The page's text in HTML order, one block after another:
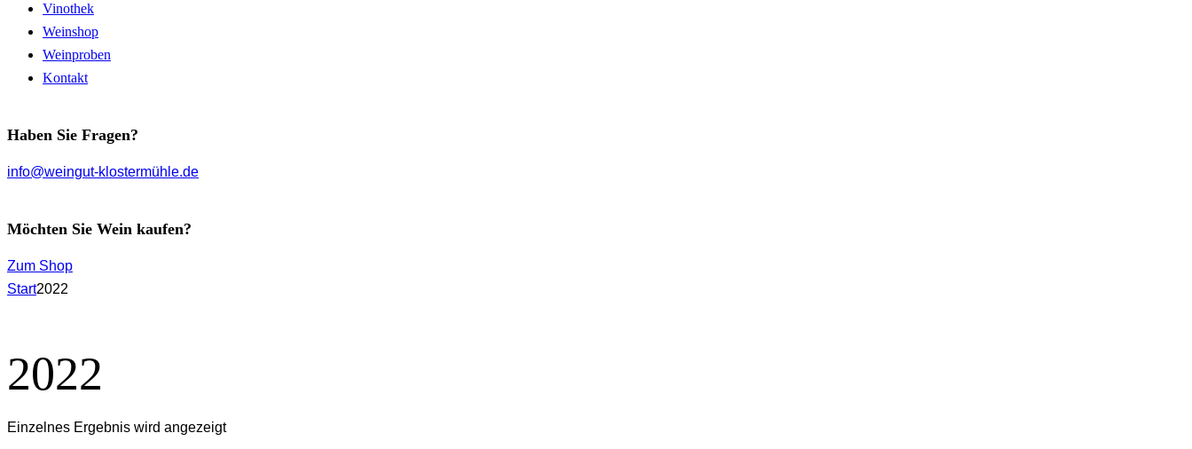
Vinothek
Weinshop
Weinproben
Kontakt
Haben Sie Fragen?
info@weingut-klostermühle.de
Möchten Sie Wein kaufen?
Zum Shop
Start2022
2022
Einzelnes Ergebnis wird angezeigt